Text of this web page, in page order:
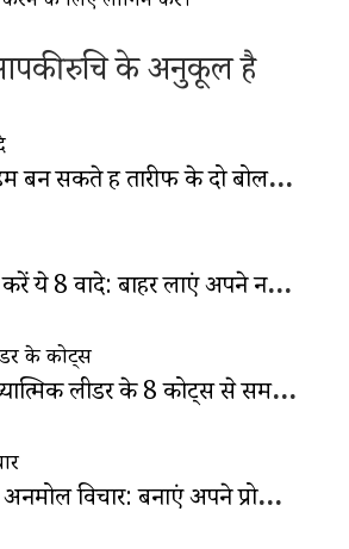
रुचि के अनुकूल है
गहरे गम का मरहम बन सकते हैं तारीफ के दो बोल: कैसे करती है सराहना असर?
नववर्ष में खुद से करें ये 8 वादे: बाहर लाएं अपने नए और पॉजिटिव वर्जन को
प्रभावशाली आध्यात्मिक लीडर के 8 कोट्स से समझें जीवन का सार
पढ़ें महापुरुषों के अनमोल विचार: बनाएं अपने प्रोफेशन में अलग जगह